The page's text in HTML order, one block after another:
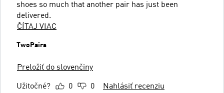
shoes so much that another pair has just been
delivered.
ČÍTAJ VIAC
TwoPairs
Preložiť do slovenčiny
Užitočné? 0 0 Nahlásiť recenziu